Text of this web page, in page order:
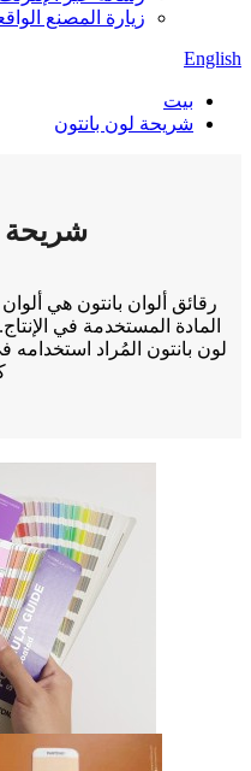
زيارة المصنع
English
بيت
شريحة لون بانتون
شريحة
رقائق ألوان بانتون هي
المادة المستخدمة في
لون بانتون المُراد استخدامه